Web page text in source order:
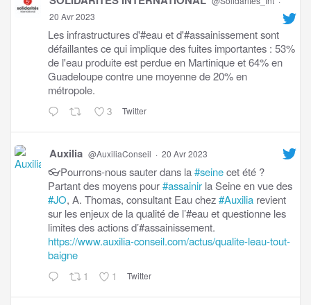
20 Avr 2023
Les infrastructures d'#eau et d'#assainissement sont
défaillantes ce qui implique des fuites importantes : 53%
de l'eau produite est perdue en Martinique et 64% en
Guadeloupe contre une moyenne de 20% en
métropole.
3 Twitter
Auxilia @AuxiliaConseil · 20 Avr 2023
👓Pourrons-nous sauter dans la#seinecet été ?
Partant des moyens pour#assainir la Seine en vue des
#JO, A. Thomas, consultant Eau chez#Auxilia revient
sur les enjeux de la qualité de l’#eau et questionne les
limites des actions d’#assainissement.
https://www.auxilia-conseil.com/actus/qualite-leau-tout-
baigne
1 1 Twitter